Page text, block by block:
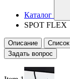
Каталог
SPOT FLEX
Описание
Задать вопрос